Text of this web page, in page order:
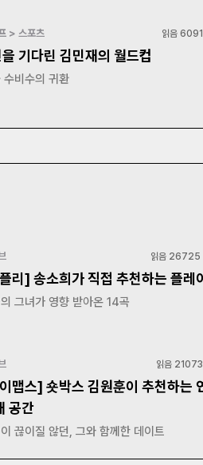
> 스포츠 읽음 6091
기다린 김민재의 월드컵
수비수의 귀환
읽음 26725
리] 송소희가 직접 추천하는 플레
그녀가 영향 받아온 14곡
읽음 21073
맵스] 숏박스 김원훈이 추천하는
공간
끊이질 않던, 그와 함께한 데이트